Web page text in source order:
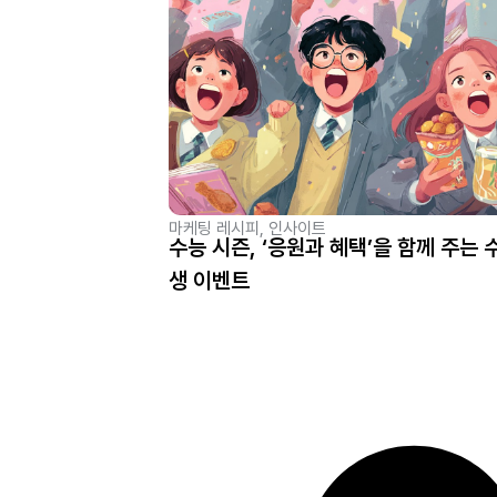
마케팅 레시피 , 인사이트
수능 시즌, ‘응원과 혜택’을 함께 주는
생 이벤트